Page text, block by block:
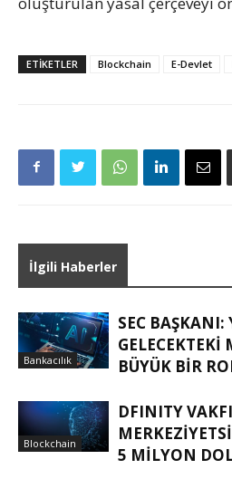
ETIKETLER Blockchain E-Devlet
İlgili Haberler
Bankacılık
SEC BAŞKANI:
GELECEKTEKI
BÜYÜK BIR
Blockchain
DFINITY
5 MILYON